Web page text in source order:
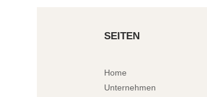
SEITEN
Home
Unternehmen